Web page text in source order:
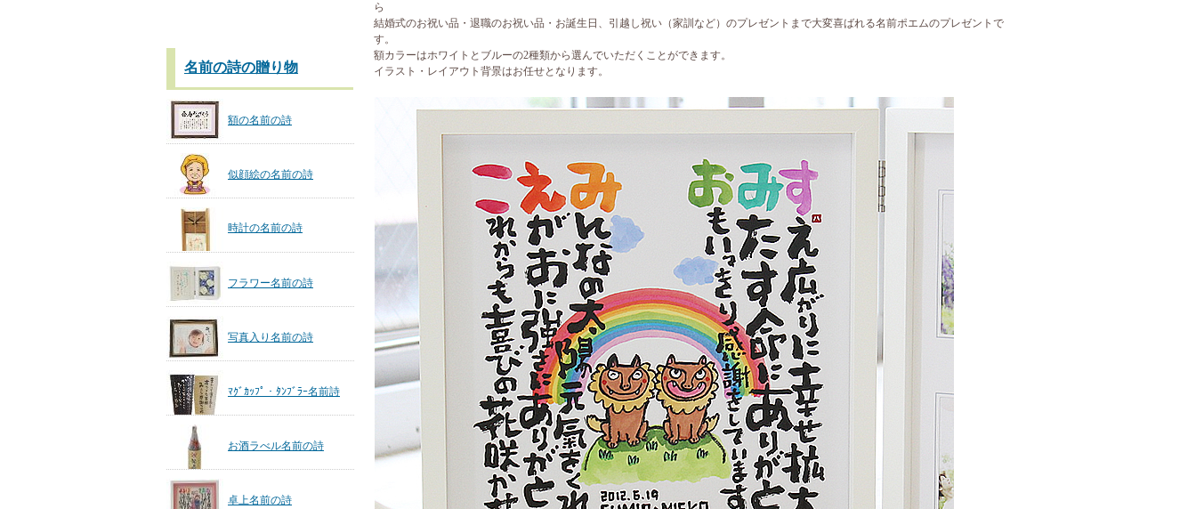
名前の詩の贈り物
額の名前の詩
似顔絵の名前の詩
時計の名前の詩
フラワー名前の詩
写真入り名前の詩
ﾏｸﾞｶｯﾌﾟ・ﾀﾝﾌﾞﾗｰ名前詩
お酒ラべル名前の詩
卓上名前の詩
ら
結婚式のお祝い品・退職のお祝い品・お誕生日、引越し祝い（家訓など）のプレゼントまで大変喜ばれる名前ポエムのプレゼントで
す。
額カラーはホワイトとブルーの2種類から選んでいただくことができます。
イラスト・レイアウト背景はお任せとなります。